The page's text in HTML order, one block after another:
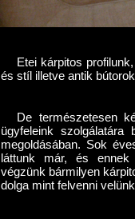
Etei kárpitos
és stíl illetve antik
De természetesen
ügyfeleink szolgálatára
megoldásában. Sok
láttunk már, és ennek
végzünk bármilyen
dolga mint felvenni